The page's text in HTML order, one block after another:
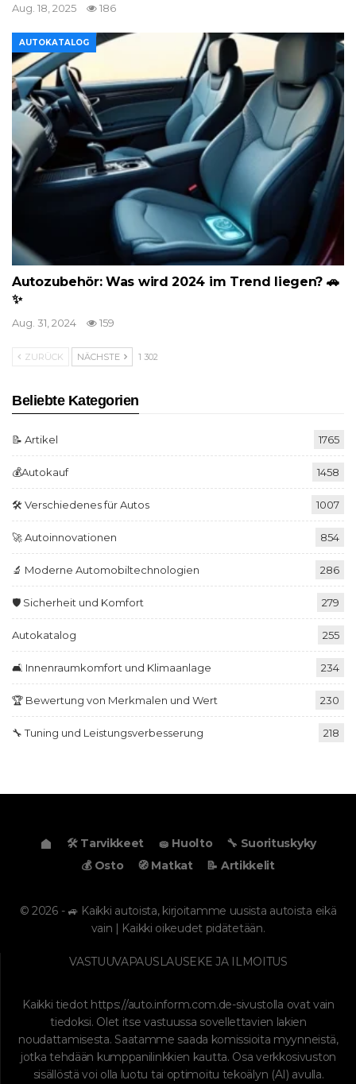
Aug. 18, 2025 186
AUTOKATALOG
Autozubehör: Was wird 2024 im Trend liegen? 🚗
✨
Aug. 31, 2024 159
ZURÜCK NÄCHSTE 1 302
Beliebte Kategorien
📝 Artikel 1765
💰Autokauf 1458
🛠️ Verschiedenes für Autos 1007
🚀 Autoinnovationen 854
🔬 Moderne Automobiltechnologien 286
🛡️ Sicherheit und Komfort 279
Autokatalog 255
🛋️ Innenraumkomfort und Klimaanlage 234
🏆 Bewertung von Merkmalen und Wert 230
🔧 Tuning und Leistungsverbesserung 218
🛠️ Tarvikkeet 🧽 Huolto
🔧 Suorituskyky
💰 Osto
🧭 Matkat 📝 Artikkelit
© 2026 - 🚙 Kaikki autoista, kirjoitamme uusista autoista eikä
vain | Kaikki oikeudet pidätetään.
VASTUUVAPAUSLAUSEKE JA ILMOITUS
Kaikki tiedot https://auto.inform.com.de-sivustolla ovat vain
tiedoksi. Olet itse vastuussa sovellettavien lakien
noudattamisesta. Saatamme saada komissioita myynneistä,
jotka tehdään kumppanilinkkien kautta. Osa verkkosivuston
sisällöstä voi olla luotu tai optimoitu tekoälyn (AI) avulla.